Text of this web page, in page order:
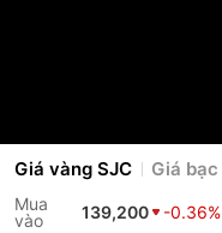
Giá vàng SJC Giá bạc
Mua
vào
139,200
-0.36%